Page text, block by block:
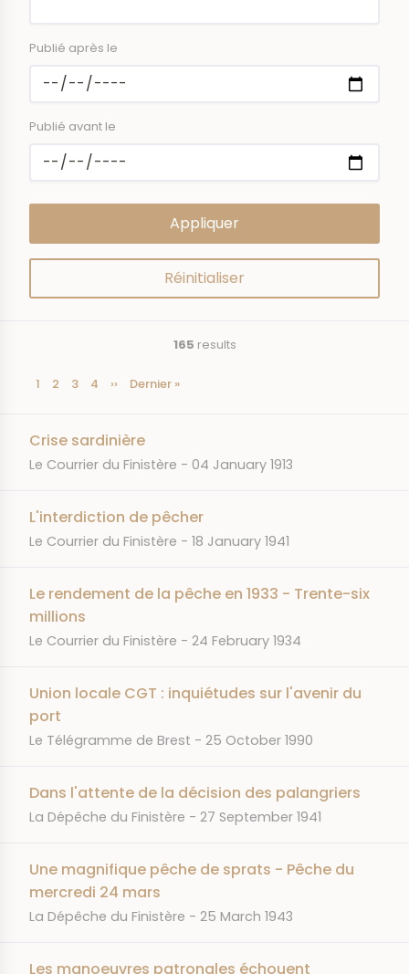
Publié après le
Publié avant le
165 results
Pagination
Current
1 Page
2 Page
3 Page
4
Next
››
Last
Dernier »
Crise sardinière
JOURNAL
Le Courrier du Finistère DATE
04 January 1913
L'interdiction de pêcher
JOURNAL
Le Courrier du Finistère DATE
18 January 1941
Le rendement de la pêche en 1933 - Trente-six
millions
JOURNAL
Le Courrier du Finistère DATE
24 February 1934
Union locale CGT : inquiétudes sur l'avenir du
port
JOURNAL
Le Télégramme de Brest DATE
25 October 1990
Dans l'attente de la décision des palangriers
JOURNAL
La Dépêche du Finistère DATE
27 September 1941
Une magnifique pêche de sprats - Pêche du
mercredi 24 mars
JOURNAL
La Dépêche du Finistère DATE
25 March 1943
Les manoeuvres patronales échouent